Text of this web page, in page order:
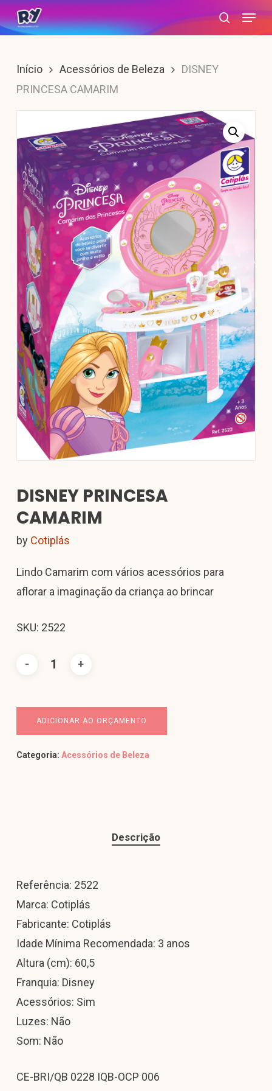
Skip
to
content
search
Menu
Início Acessórios de Beleza
DISNEY
PRINCESA CAMARIM
DISNEY PRINCESA
CAMARIM
by Cotiplás
Lindo Camarim com vários acessórios para
aflorar a imaginação da criança ao brincar
SKU: 2522
ADICIONAR AO ORÇAMENTO
Categoria: Acessórios de Beleza
Descrição
Referência: 2522
Marca: Cotiplás
Fabricante: Cotiplás
Idade Mínima Recomendada: 3 anos
Altura (cm): 60,5
Franquia: Disney
Acessórios: Sim
Luzes: Não
Som: Não
CE-BRI/QB 0228 IQB-OCP 006